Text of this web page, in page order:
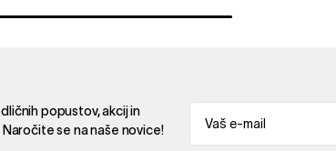
popustov, akcij in
se na naše novice!